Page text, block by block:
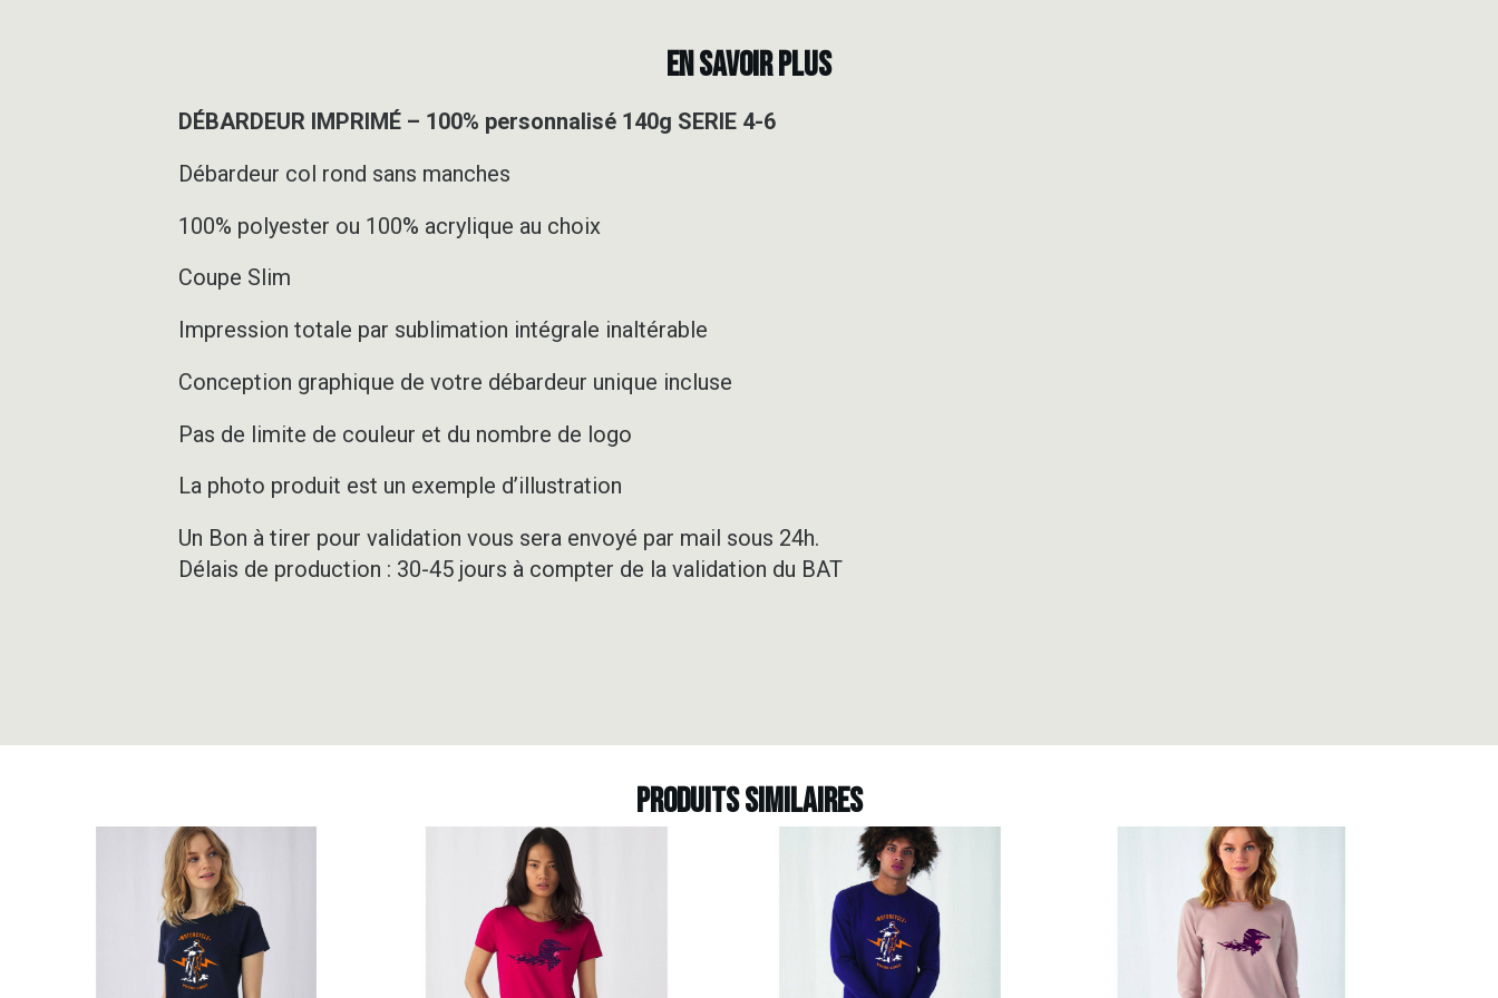
EN SAVOIR PLUS
DÉBARDEUR IMPRIMÉ – 100% personnalisé 140g SERIE 4-6
Débardeur col rond sans manches
100% polyester ou 100% acrylique au choix
Coupe Slim
Impression totale par sublimation intégrale inaltérable
Conception graphique de votre débardeur unique incluse
Pas de limite de couleur et du nombre de logo
La photo produit est un exemple d’illustration
Un Bon à tirer pour validation vous sera envoyé par mail sous 24h.
Délais de production : 30-45 jours à compter de la validation du BAT
Produits similaires